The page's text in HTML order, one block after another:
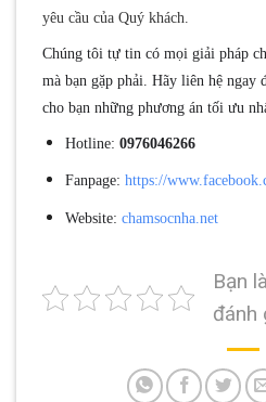
yêu cầu của Quý khách.
Chúng tôi tự tin có mọi giải pháp
mà bạn gặp phải. Hãy liên hệ ngay
cho bạn những phương án tối ưu
Hotline: 0976046266
Fanpage: https://
Website: chamsocnha.net
Bạn
đánh